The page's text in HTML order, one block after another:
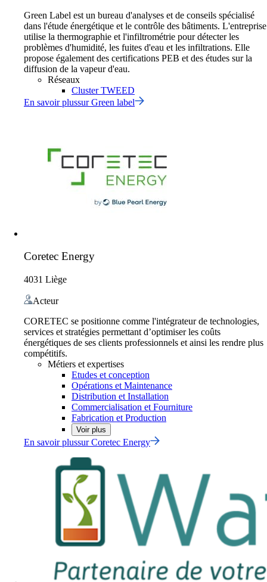
Green Label est un bureau d'analyses et de conseils spécialisé
dans l'étude énergétique et le contrôle des bâtiments. L'entreprise
utilise la thermographie et l'infiltrométrie pour détecter les
problèmes d'humidité, les fuites d'eau et les infiltrations. Elle
propose également des certifications PEB et des études sur la
diffusion de la vapeur d'eau.
Réseaux
Cluster TWEED
En savoir plussurGreen label
Coretec Energy
4031 Liège
Acteur
CORETEC se positionne comme l'intégrateur de technologies,
services et stratégies permettant d’optimiser les coûts
énergétiques de ses clients professionnels et ainsi les rendre plus
compétitifs.
Métiers et expertises
Etudes et conception
Opérations et Maintenance
Distribution et Installation
Commercialisation et Fourniture
Fabrication et Production
Voir plus
En savoir plussurCoretec Energy